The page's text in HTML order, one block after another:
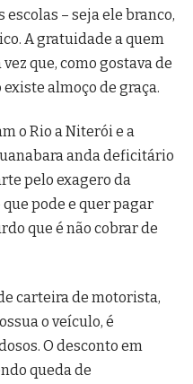
– seja ele branco,
A gratuidade a quem
que, como gostava de
almoço de graça.
o Rio a Niterói e a
anda deficitário
pelo exagero da
pode e quer pagar
que é não cobrar de
carteira de motorista,
o veículo, é
O desconto em
queda de